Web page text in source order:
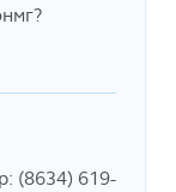
(8634) 619-